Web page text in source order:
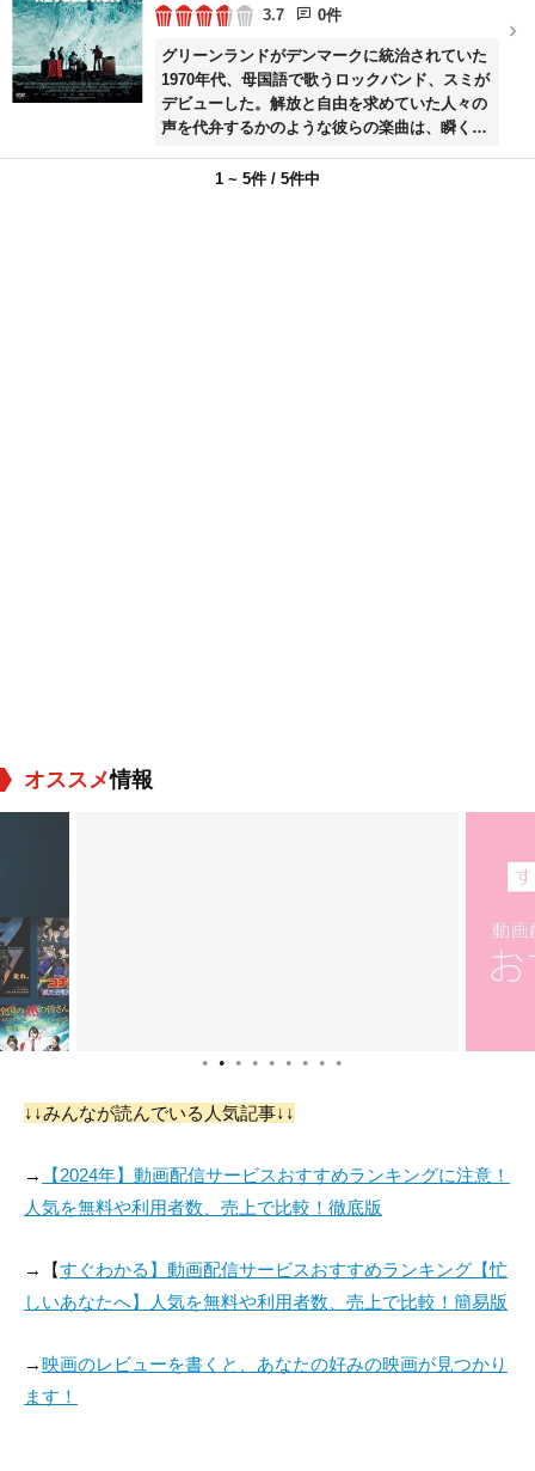
3.7
0件
グリーンランドがデンマークに統治されていた
1970年代、母国語で歌うロックバンド、スミが
デビューした。解放と自由を求めていた人々の
声を代弁するかのような彼らの楽曲は、瞬く間
に活動していたが、3枚のアルバムをリリース
1 ~ 5件 / 5件中
オススメ情報
● ● ● ● ● ● ● ● ●
↓↓みんなが読んでいる人気記事↓↓
→
【2024年】動画配信サービスおすすめランキングに注意！
人気を無料や利用者数、売上で比較！徹底版
→【すぐわかる】動画配信サービスおすすめランキング【忙
しいあなたへ】人気を無料や利用者数、売上で比較！簡易版
→映画のレビューを書くと、あなたの好みの映画が見つかり
ます！